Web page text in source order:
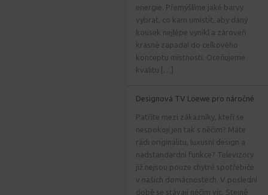
energie. Přemýšlíme jaké barvy
vybrat, co kam umístit, aby daný
kousek nejlépe vynikl a zároveň
krásně zapadal do celkového
konceptu místnosti. Oceňujeme
kvalitu […]
Designová TV Loewe pro náročné
Patříte mezi zákazníky, kteří se
nespokojí jen tak s něčím? Máte
rádi originalitu, luxusní design a
nadstandardní funkce? Televizory
již nejsou pouze chytré spotřebiče
v našich domácnostech. V poslední
době se stávají něčím víc. Stejně